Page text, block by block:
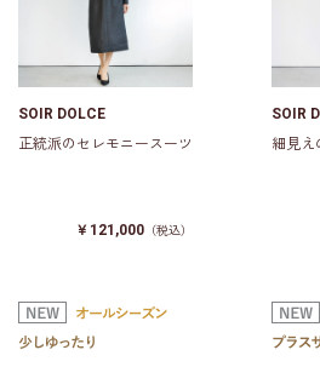
SOIR DOLCE
正統派のセレモニースーツ
￥121,000 （税込）
SOIR
細見え